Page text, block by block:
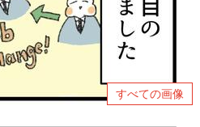
すべての画像